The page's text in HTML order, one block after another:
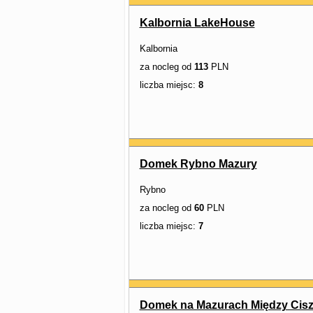
Kalbornia LakeHouse
Kalbornia
za nocleg od 113PLN
liczba miejsc: 8
Domek Rybno Mazury
Rybno
za nocleg od 60PLN
liczba miejsc: 7
Domek na Mazurach Między